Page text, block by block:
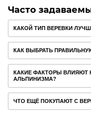
Часто
КАКОЙ ТИП ВЕРЕВКИ
КАК ВЫБРАТЬ
КАКИЕ ФАКТОРЫ ВЛИЯЮТ
АЛЬПИНИЗМА?
ЧТО ЕЩЁ ПОКУПАЮТ С